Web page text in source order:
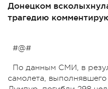
Донецком
трагедию
#@#
По данным СМИ, в
самолета,